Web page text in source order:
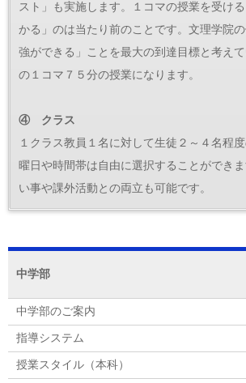
スト」も実施します。１コマの授業を受け
かる」のは当たり前のことです。文理学院
強ができる」ことを最大の到達目標と考え
の１コマ７５分の授業になります。
④ クラス
１クラス教員１名に対して生徒２～４名程度
曜日や時間帯は自由に選択することができ
い事や課外活動との両立も可能です。
中学部
中学部のご案内
指導システム
授業スタイル（本科）